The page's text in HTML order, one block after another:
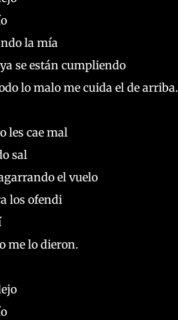
la mía
se están cumpliendo
lo malo me cuida el de arriba.
les cae mal
sal
el vuelo
los ofendi
me lo dieron.